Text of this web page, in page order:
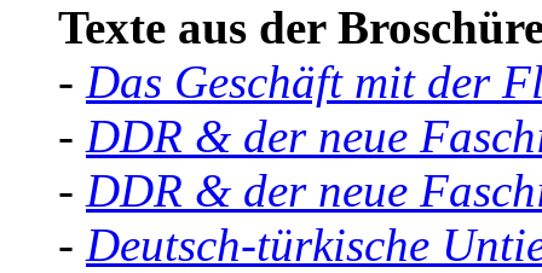
Texte aus der
- Das Geschäft mit der
- DDR & der neue
- DDR & der neue
- Deutsch-türkische